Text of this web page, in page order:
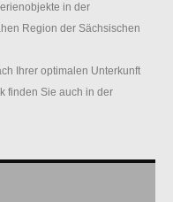
in der
Region der Sächsischen
Ihrer optimalen Unterkunft
finden Sie auch in der